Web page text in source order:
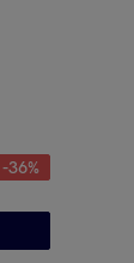
-36%